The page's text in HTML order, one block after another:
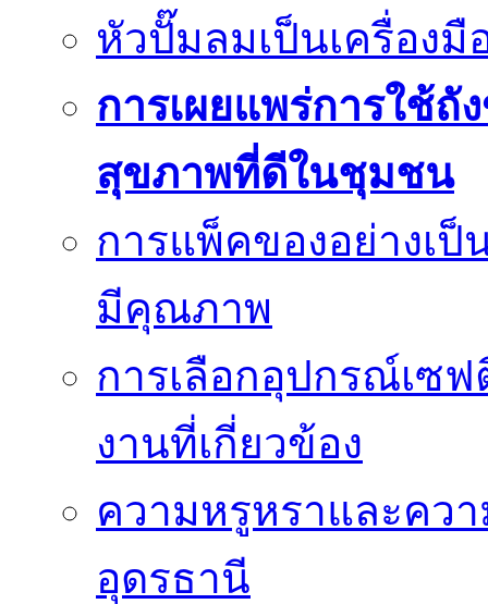
หัวปั๊มลมเป็นเครื่องมื
การเผยแพร่การใช้ถั
สุขภาพที่ดีในชุมชน
การแพ็คของอย่างเ
มีคุณภาพ
การเลือกอุปกรณ์เซ
งานที่เกี่ยวข้อง
ความหรูหราและคว
อุดรธานี